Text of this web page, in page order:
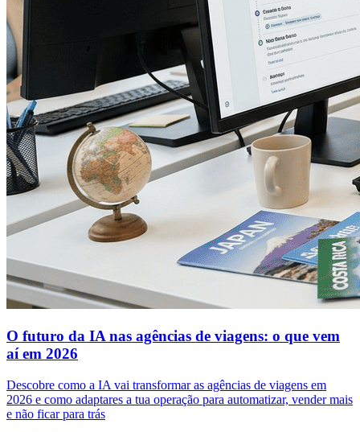
O futuro da IA nas agências de viagens: o que vem
aí em 2026
Descobre como a IA vai transformar as agências de viagens em
2026 e como adaptares a tua operação para automatizar, vender mais
e não ficar para trás